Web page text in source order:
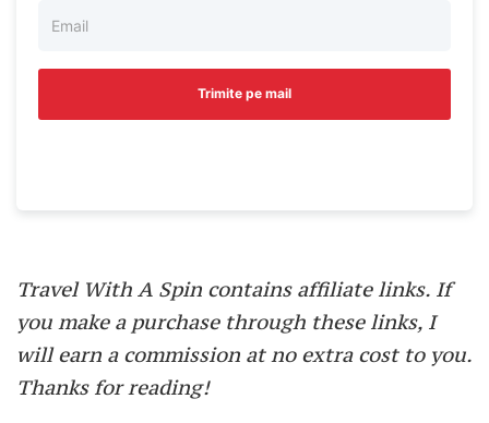
Trimite pe mail
Travel With A Spin contains affiliate links. If
you make a purchase through these links, I
will earn a commission at no extra cost to you.
Thanks for reading!